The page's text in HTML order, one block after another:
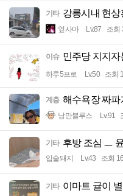
기타 강릉시내 현상
옆사마 Lv.87 조회
이슈 민주당 지지
하루5프로 Lv.50 조회
계층 해수욕장 짜파
낭만블루스 Lv.91
기타 후방 조심 ㅡ
입술돼지 Lv.43 조회
기타 이마트 귤이